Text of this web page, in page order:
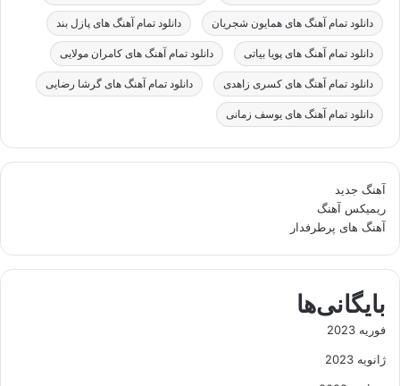
دانلود تمام آهنگ های همایون شجریان دانلود تمام آهنگ های پازل بند
دانلود تمام آهنگ های پویا بیاتی دانلود تمام آهنگ های کامران مولایی
دانلود تمام آهنگ های کسری زاهدی دانلود تمام آهنگ های گرشا رضایی
دانلود تمام آهنگ های یوسف زمانی
آهنگ جدید
ریمیکس آهنگ
آهنگ های پرطرفدار
بایگانی‌ها
فوریه 2023
ژانویه 2023